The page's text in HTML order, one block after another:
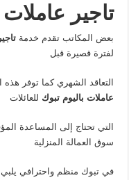
تاجير
بعض المكاتب تقدم خدمة
لفترة قصيرة قبل
التعاقد الشهري كما توفر
عاملات باليوم تبوك للعائلات
التي تحتاج إلى المساعدة
سوق العمالة المنزلية
في تبوك منظم واحترافي